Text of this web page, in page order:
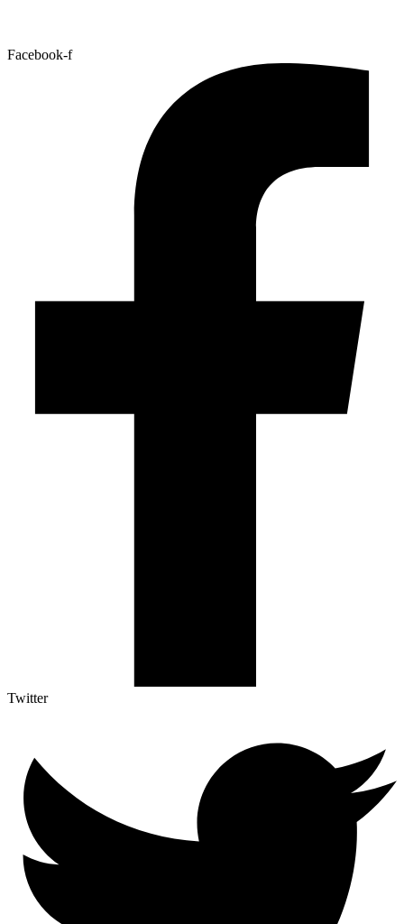
Facebook-f
Twitter